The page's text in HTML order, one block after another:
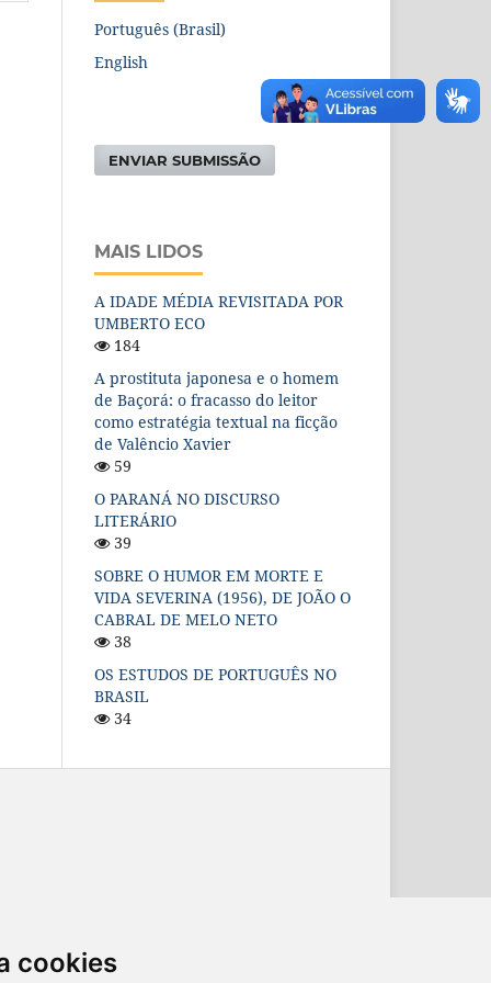
cookies
Português (Brasil)
English
ENVIAR SUBMISSÃO
MAIS LIDOS
A IDADE MÉDIA REVISITADA POR
UMBERTO ECO
184
A prostituta japonesa e o homem
de Baçorá: o fracasso do leitor
como estratégia textual na ficção
de Valêncio Xavier
59
O PARANÁ NO DISCURSO
LITERÁRIO
39
SOBRE O HUMOR EM MORTE E
VIDA SEVERINA (1956), DE JOÃO O
CABRAL DE MELO NETO
38
OS ESTUDOS DE PORTUGUÊS NO
BRASIL
34